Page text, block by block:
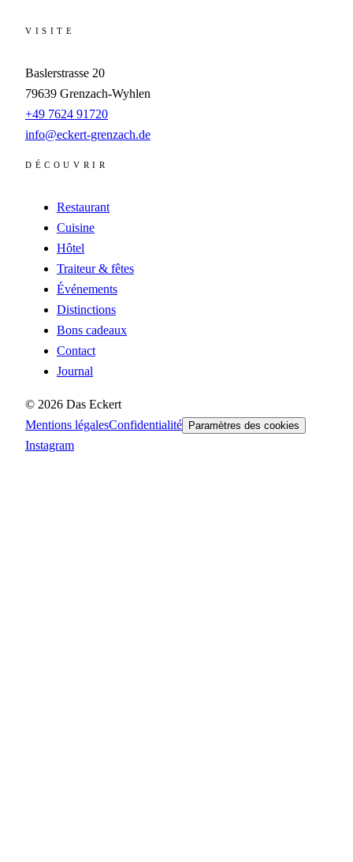
VISITE
Baslerstrasse 20
79639 Grenzach-Wyhlen
+49 7624 91720
info@eckert-grenzach.de
DÉCOUVRIR
Restaurant
Cuisine
Hôtel
Traiteur & fêtes
Événements
Distinctions
Bons cadeaux
Contact
Journal
© 2026 Das Eckert
Mentions légalesConfidentialité Paramètres des cookies
Instagram